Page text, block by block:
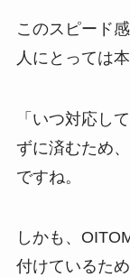
このスピード
人にとっては
「いつ対応し
ずに済むため
ですね。
しかも、
付けているた